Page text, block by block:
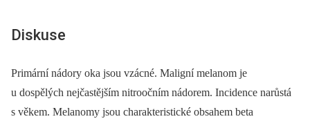
Diskuse
Primární nádory oka jsou vzácné. Maligní melanom je
u dospělých nejčastějším nitroočním nádorem. Incidence narůstá
s věkem. Melanomy jsou charakteristické obsahem beta